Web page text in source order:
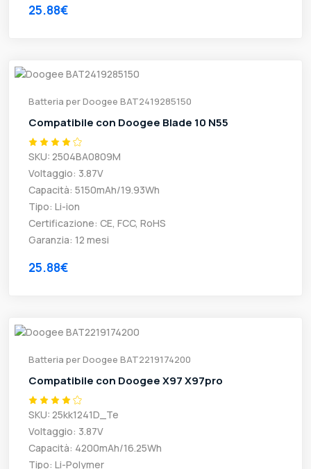
25.88€
Batteria per Doogee BAT2419285150
Compatibile con Doogee Blade 10 N55
SKU: 2504BA0809M
Voltaggio: 3.87V
Capacità: 5150mAh/19.93Wh
Tipo: Li-ion
Certificazione: CE, FCC, RoHS
Garanzia: 12 mesi
25.88€
Batteria per Doogee BAT2219174200
Compatibile con Doogee X97 X97pro
SKU: 25kk1241D_Te
Voltaggio: 3.87V
Capacità: 4200mAh/16.25Wh
Tipo: Li-Polymer